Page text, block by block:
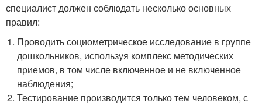
специалист должен соблюдать несколько основных
правил:
Проводить социометрическое исследование в группе
дошкольников, используя комплекс методических
приемов, в том числе включенное и не включенное
наблюдения;
Тестирование производится только тем человеком, с